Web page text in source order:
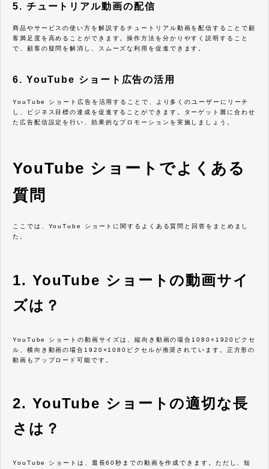
5. チュートリアル動画の配信
商品やサービスの使い方を解説するチュートリアル動画を配信することで顧
客満足度を高めることができます。操作方法を分かりやすく説明すること
で、顧客の疑問を解消し、スムーズな利用を促進できます。
6. YouTube ショート広告の活用
YouTube ショート広告を活用することで、より多くのユーザーにリーチ
し、ビジネス目標の達成を促進することができます。ターゲット層に合わせ
た広告配信設定を行い、効果的なプロモーションを実施しましょう。
YouTube ショートでよくある
質問
ここでは、YouTube ショートに関するよくある質問と回答をまとめまし
た。
1. YouTube ショートの動画サイ
ズは？
YouTube ショートの動画サイズは、縦向き動画の場合1080×1920ピクセ
ル、横向き動画の場合1920×1080ピクセルが推奨されています。正方形の
動画もアップロード可能です。
2. YouTube ショートの適切な長
さは？
YouTube ショートは、最長60秒までの動画を作成できます。ただし、短